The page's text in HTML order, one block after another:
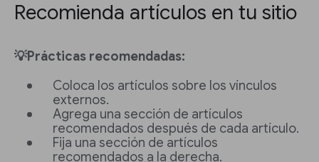
Recomienda artículos en tu sitio
💡Prácticas recomendadas:
Coloca los artículos sobre los vínculos
externos.
Agrega una sección de artículos
recomendados después de cada artículo.
Fija una sección de artículos
recomendados a la derecha.